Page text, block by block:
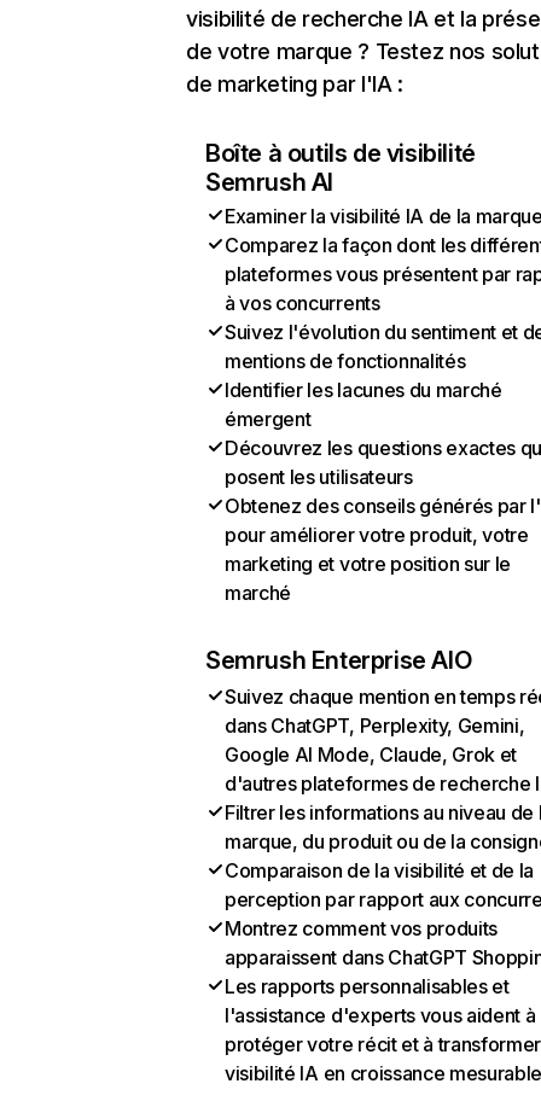
visibilité de recherche IA et la
de votre marque ? Testez nos
de marketing par l'IA :
Boîte à outils de visibilité
Semrush AI
Examiner la visibilité IA de la
Comparez la façon dont les
plateformes vous présentent par
à vos concurrents
Suivez l'évolution du sentiment et
mentions de fonctionnalités
Identifier les lacunes du marché
émergent
Découvrez les questions exactes
posent les utilisateurs
Obtenez des conseils générés par
pour améliorer votre produit, votre
marketing et votre position sur le
marché
Semrush Enterprise AIO
Suivez chaque mention en temps
dans ChatGPT, Perplexity, Gemini,
Google AI Mode, Claude, Grok et
d'autres plateformes de recherche
Filtrer les informations au niveau de
marque, du produit ou de la
Comparaison de la visibilité et de la
perception par rapport aux
Montrez comment vos produits
apparaissent dans ChatGPT
Les rapports personnalisables et
l'assistance d'experts vous aident à
protéger votre récit et à
visibilité IA en croissance